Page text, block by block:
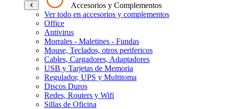
Accesorios y Complementos
Ver todo en accesorios y complementos
Office
Antivirus
Morrales - Maletines - Fundas
Mouse, Teclados, otros perifericos
Cables, Cargadores, Adaptadores
USB y Tarjetas de Memoria
Regulador, UPS y Multitoma
Discos Duros
Redes, Routers y Wifi
Sillas de Oficina